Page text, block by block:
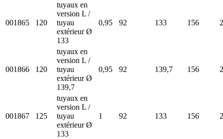
001865 120
tuyaux en
version L /
tuyau
extérieur Ø
133
0,95 92 133 156
001866 120
tuyaux en
version L /
tuyau
extérieur Ø
139,7
0,95 92 139,7 156
001867 125
tuyaux en
version L /
tuyau
extérieur Ø
133
1 92 133 156